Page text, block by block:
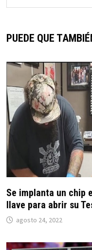
PUEDE QUE
Se implanta un chip
llave para abrir su
agosto 24, 2022